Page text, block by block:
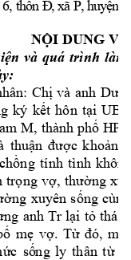
6, thôn Đ,xã P, huyện
NỘI DUNG V
và quá trình làm
Chị và anh
ký kết hôn tại
M, thành phố HP
thuận được khoảng
chồng tính tình
trọng vợ, thường xu
xuyên sống
anh Tr lại tỏ thái
mẹ vợ. Từ đó,
sống ly thân từ